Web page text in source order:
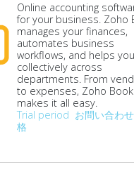
Online accounting
for your business. Zoho
manages your finances,
automates business
workflows, and helps
collectively across
departments. From
to expenses, Zoho
makes it all easy.
Trial period お問い合わ
格